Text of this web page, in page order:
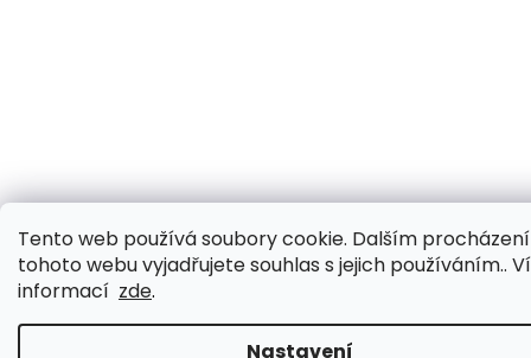
Tento web používá soubory cookie. Dalším
tohoto webu vyjadřujete souhlas s jejich používáním..
informací zde.
Nastavení